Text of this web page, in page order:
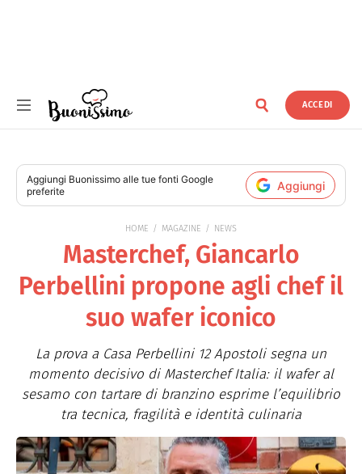
ACCEDI
Aggiungi Buonissimo alle tue fonti Google
preferite
Aggiungi
HOME MAGAZINE NEWS
Masterchef, Giancarlo
Perbellini propone agli chef il
suo wafer iconico
La prova a Casa Perbellini 12 Apostoli segna un
momento decisivo di Masterchef Italia: il wafer al
sesamo con tartare di branzino esprime l’equilibrio
tra tecnica, fragilità e identità culinaria